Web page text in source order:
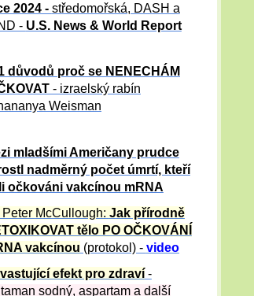
2024 - středomořská, DASH a
- U.S. News & World Report
důvod ů proč se NENECHÁM
- izraelský rabín
Weisman
mladšími Američany prudce
nadměrný počet úmrtí, kteří
očkováni vakcínou mRNA
Peter McCullough: Jak přírodně
tělo PO OČKOVÁNÍ
vakcínou (protokol) - video
efekt pro zdraví-
sodný, aspartam a další